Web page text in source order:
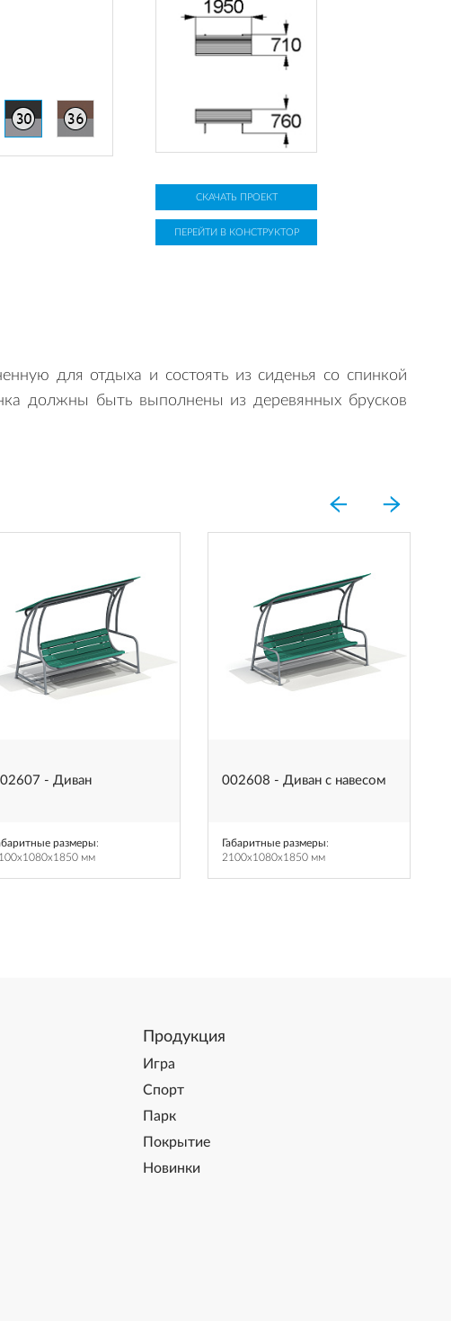
СКАЧАТЬ ПРОЕКТ
ПЕРЕЙТИ В КОНСТРУКТОР
для отдыха и состоять из сиденья со спинкой
должны быть выполнены из деревянных брусков
- Диван
размеры:
мм
002608 - Диван с навесом
Габаритные размеры:
2100x1080x1850 мм
Продукция
Игра
Спорт
Парк
Покрытие
Новинки